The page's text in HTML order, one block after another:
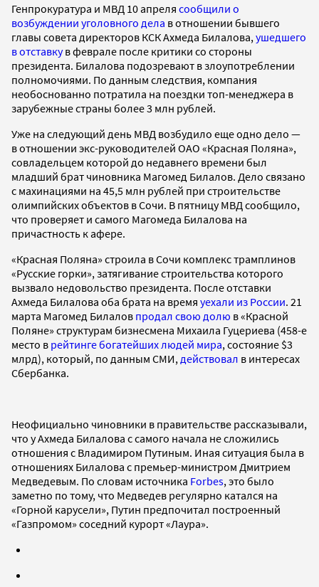
Генпрокуратура и МВД 10 апреля сообщили о
возбуждении уголовного дела в отношении бывшего
главы совета директоров КСК Ахмеда Билалова, ушедшего
в отставкув феврале после критики со стороны
президента. Билалова подозревают в злоупотреблении
полномочиями. По данным следствия, компания
необоснованно потратила на поездки топ-менеджера в
зарубежные страны более 3 млн рублей.
Уже на следующий день МВД возбудило еще одно дело —
в отношении экс-руководителей ОАО «Красная Поляна»,
совладельцем которой до недавнего времени был
младший брат чиновника Магомед Билалов. Дело связано
с махинациями на 45,5 млн рублей при строительстве
олимпийских объектов в Сочи. В пятницу МВД сообщило,
что проверяет и самого Магомеда Билалова на
причастность к афере.
«Красная Поляна» строила в Сочи комплекс трамплинов
«Русские горки», затягивание строительства которого
вызвало недовольство президента. После отставки
Ахмеда Билалова оба брата на время уехали из России. 21
марта Магомед Билалов продал свою долю в «Красной
Поляне» структурам бизнесмена Михаила Гуцериева (458-е
место в рейтинге богатейших людей мира, состояние $3
млрд), который, по данным СМИ, действовал в интересах
Сбербанка.
Неофициально чиновники в правительстве рассказывали,
что у Ахмеда Билалова с самого начала не сложились
отношения с Владимиром Путиным. Иная ситуация была в
отношениях Билалова с премьер-министром Дмитрием
Медведевым. По словам источника Forbes, это было
заметно по тому, что Медведев регулярно катался на
«Горной карусели», Путин предпочитал построенный
«Газпромом» соседний курорт «Лаура».